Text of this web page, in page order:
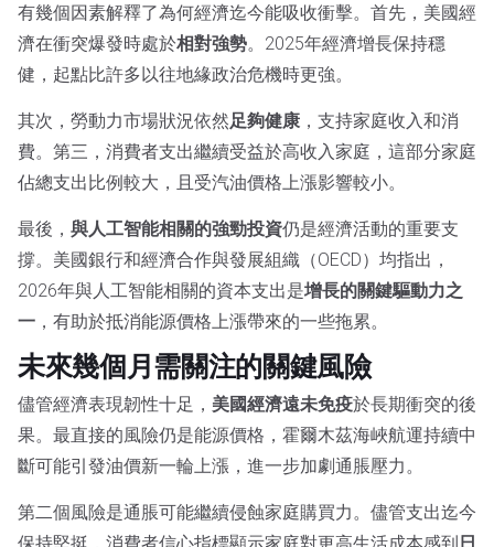
有幾個因素解釋了為何經濟迄今能吸收衝擊。首先，美國經
濟在衝突爆發時處於相對強勢。2025年經濟增長保持穩
健，起點比許多以往地緣政治危機時更強。
其次，勞動力市場狀況依然足夠健康 ，支持家庭收入和消
費。第三，消費者支出繼續受益於高收入家庭，這部分家庭
佔總支出比例較大，且受汽油價格上漲影響較小。
最後， 與人工智能相關的強勁投資仍是經濟活動的重要支
撐。美國銀行和經濟合作與發展組織（OECD）均指出，
2026年與人工智能相關的資本支出是增長的關鍵驅動力之
一 ，有助於抵消能源價格上漲帶來的一些拖累。
未來幾個月需關注的關鍵風險
儘管經濟表現韌性十足， 美國經濟遠未免疫於長期衝突的後
果。最直接的風險仍是能源價格，霍爾木茲海峽航運持續中
斷可能引發油價新一輪上漲，進一步加劇通脹壓力。
第二個風險是通脹可能繼續侵蝕家庭購買力。儘管支出迄今